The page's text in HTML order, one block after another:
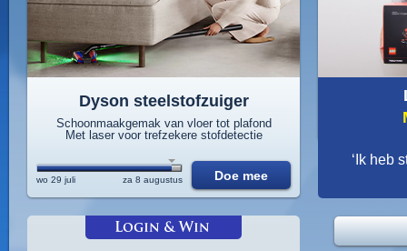
Dyson steelstofzuiger
Schoonmaakgemak van vloer tot plafond
Met laser voor trefzekere stofdetectie
wo 29 juli za 8 augustus Doe mee
‘Ik heb